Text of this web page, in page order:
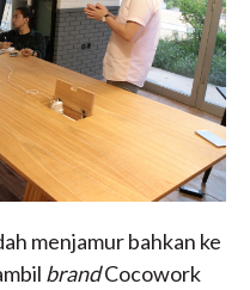
menjamur bahkan ke
brandCocowork